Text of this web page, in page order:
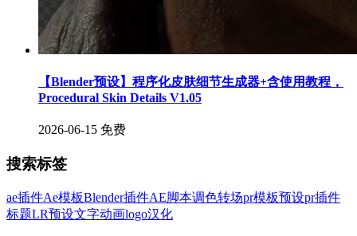
【Blender预设】程序化皮肤细节生成器+含使用教程，
Procedural Skin Details V1.05
2026-06-15 免费
搜索标签
ae插件Ae模板Blender插件AE脚本调色转场pr模板预设pr插件
标题LR预设文字动画logo汉化